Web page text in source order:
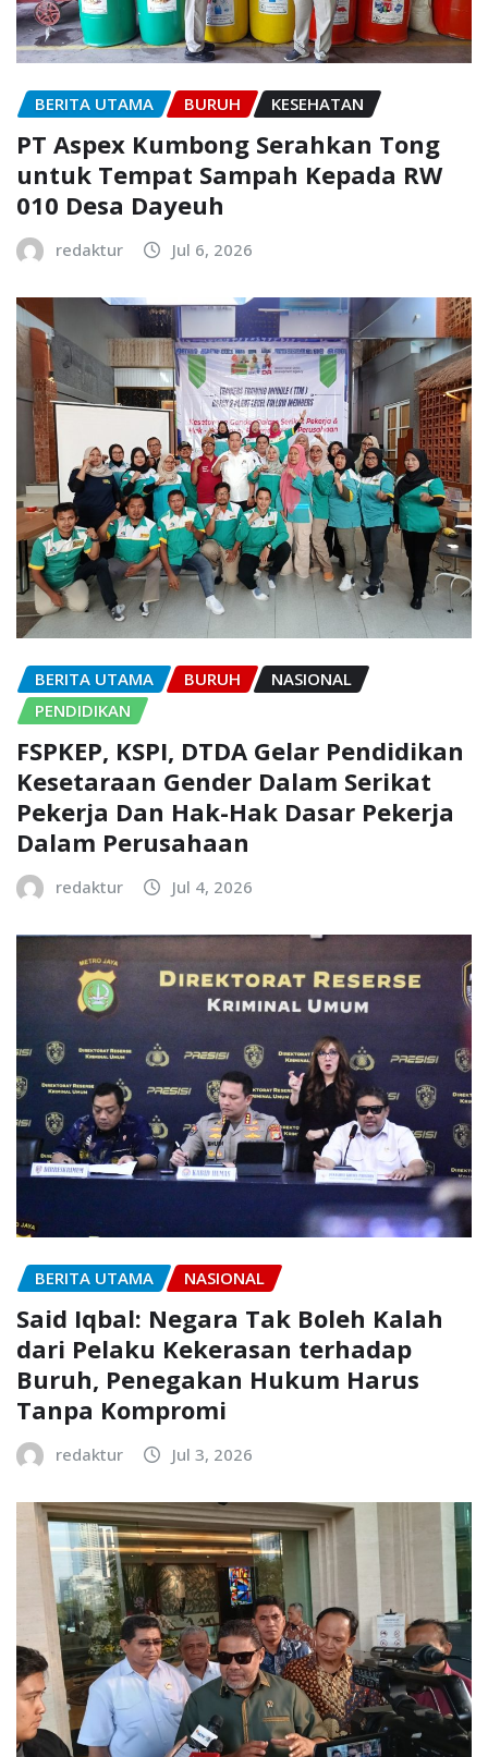
BERITA UTAMA BURUH KESEHATAN
PT Aspex Kumbong Serahkan Tong
untuk Tempat Sampah Kepada RW
010 Desa Dayeuh
redaktur Jul 6, 2026
BERITA UTAMA BURUH
NASIONAL
PENDIDIKAN
FSPKEP, KSPI, DTDA Gelar Pendidikan
Kesetaraan Gender Dalam Serikat
Pekerja Dan Hak-Hak Dasar Pekerja
Dalam Perusahaan
redaktur Jul 4, 2026
BERITA UTAMA NASIONAL
Said Iqbal: Negara Tak Boleh Kalah
dari Pelaku Kekerasan terhadap
Buruh, Penegakan Hukum Harus
Tanpa Kompromi
redaktur Jul 3, 2026